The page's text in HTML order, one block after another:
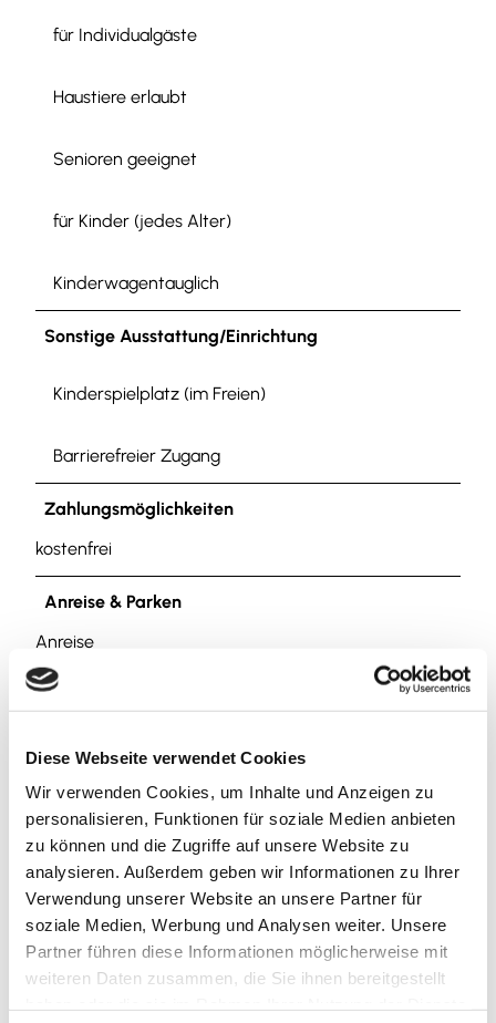
Diese Webseite verwendet Cookies
Wir verwenden Cookies, um Inhalte und Anzeigen zu
personalisieren, Funktionen für soziale Medien anbieten
zu können und die Zugriffe auf unsere Website zu
analysieren. Außerdem geben wir Informationen zu Ihrer
Verwendung unserer Website an unsere Partner für
soziale Medien, Werbung und Analysen weiter. Unsere
Partner führen diese Informationen möglicherweise mit
weiteren Daten zusammen, die Sie ihnen bereitgestellt
für Individualgäste
Haustiere erlaubt
Senioren geeignet
für Kinder (jedes Alter)
Kinderwagentauglich
Sonstige Ausstattung/Einrichtung
Kinderspielplatz (im Freien)
Barrierefreier Zugang
Zahlungsmöglichkeiten
kostenfrei
Anreise & Parken
Anreise
Über die B6 oder B248 nach Salzgitter-Bad, dann der
Ausschilderung ALTSTADT folgen.
Parken
zahlreiche kostenfreie Parkplätze (mit Parkscheibe)
zur Verfügung. Zentral liegt der (obere) Marktplatz
direkt vor dem Rathaus oder auch die benachbarte
Tiefgarage in der Warnestraße.
Öffentliche Verkehrsmittel
Die nächstgelegene Bushaltestelle ist
"Bohlweg/Marktplatz" der KVG-Buslinien 603, 611, u.
618. Salzgitter-Bad verfügt über einen Bahnhof, der an